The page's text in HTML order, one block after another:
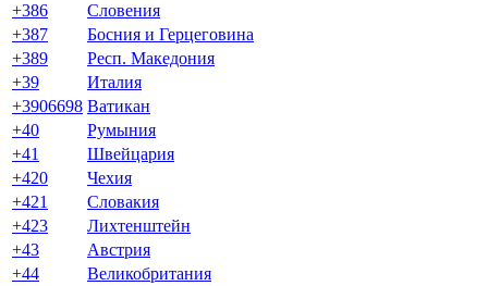
+386
Словения
+387
Босния и Герцеговина
+389
Респ. Македония
+39
Италия
+3906698 Ватикан
+40
Румыния
+41
Швейцария
+420
Чехия
+421
Словакия
+423
Лихтенштейн
+43
Австрия
+44
Великобритания